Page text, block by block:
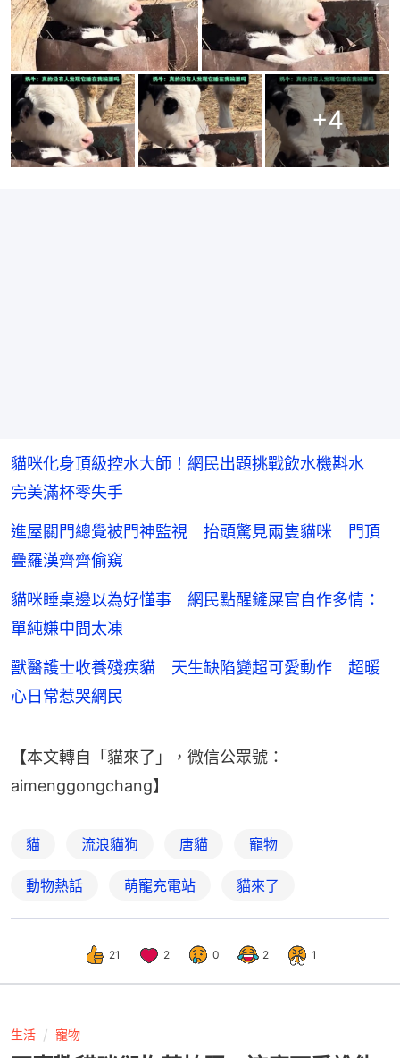
+4
貓咪化身頂級控水大師！網民出題挑戰飲水機斟水
完美滿杯零失手
進屋關門總覺被門神監視 抬頭驚見兩隻貓咪 門頂
疊羅漢齊齊偷窺
貓咪睡桌邊以為好懂事 網民點醒鏟屎官自作多情：
單純嫌中間太凍
獸醫護士收養殘疾貓 天生缺陷變超可愛動作 超暖
心日常惹哭網民
【本文轉自「貓來了」，微信公眾號：
aimenggongchang】
貓 流浪貓狗 唐貓 寵物
動物熱話 萌寵充電站 貓來了
21 2 0 2 1
生活 寵物